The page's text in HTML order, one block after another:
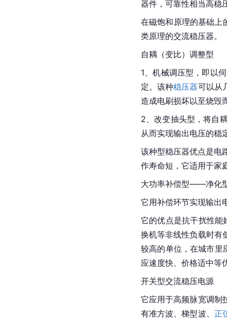
器件，可靠性相当高稳
在磁饱和原理的基础上
类原理的交流稳压器。
自耦（变比）调整型
1、机械调压型，即以
定。该种稳压器可以从
造成电刷损坏以至烧毁
2、改变抽头型，将自
从而实现输出电压的稳
该种型稳压器优点是电
作寿命短，它适用于家
大功率补偿型——净化
它用补偿环节实现输出
它的优点是抗干扰性
换机等非线性负载时有
较高的单位，在城市里
应速度快、价格适中等
开关型交流稳压电源
它应用于高频脉宽调制
有准方波 、梯型波、 正